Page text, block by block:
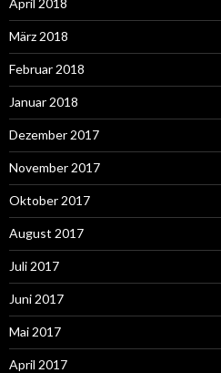
April 2018
März 2018
Februar 2018
Januar 2018
Dezember 2017
November 2017
Oktober 2017
August 2017
Juli 2017
Juni 2017
Mai 2017
April 2017